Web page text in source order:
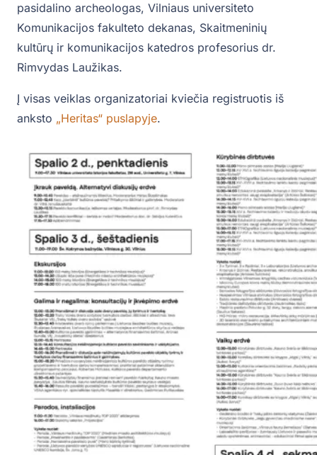
pasidalino archeologas, Vilniaus universiteto
Komunikacijos fakulteto dekanas, Skaitmeninių
kultūrų ir komunikacijos katedros profesorius dr.
Rimvydas Laužikas.
Į visas veiklas organizatoriai kviečia registruotis iš
anksto „Heritas“ puslapyje.